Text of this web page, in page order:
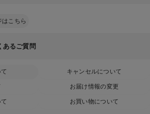
こちら
あるご質問
キャンセルについて
お届け情報の変更
お買い物について